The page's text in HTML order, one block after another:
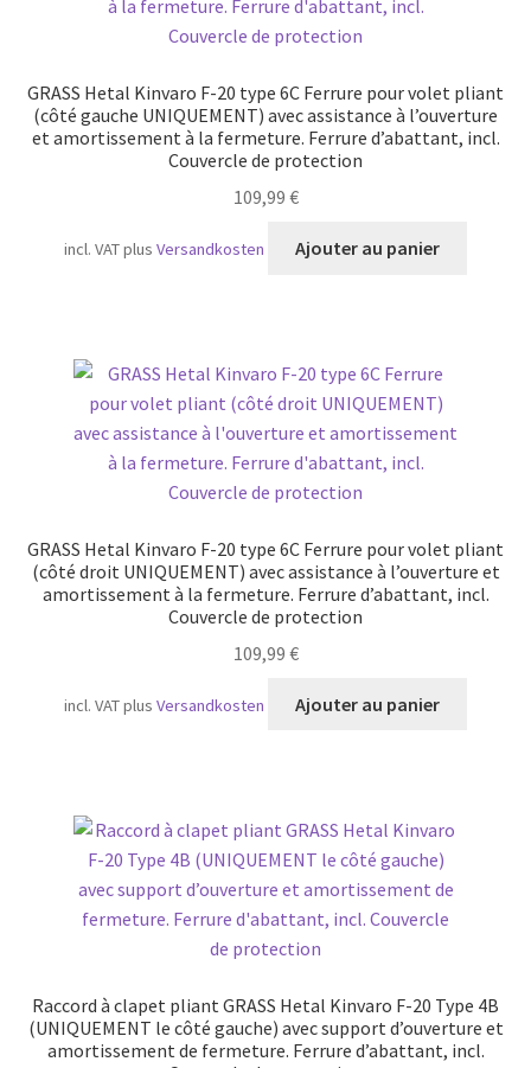
la
page
GRASS Hetal Kinvaro F-20 type 6C Ferrure pour volet pliant
(côté gauche UNIQUEMENT) avec assistance à l’ouverture
et amortissement à la fermeture. Ferrure d’abattant, incl.
Couvercle de protection
109,99 €
incl. VATplusVersandkosten Ajouter au panier
GRASS Hetal Kinvaro F-20 type 6C Ferrure pour volet pliant
(côté droit UNIQUEMENT) avec assistance à l’ouverture et
amortissement à la fermeture. Ferrure d’abattant, incl.
Couvercle de protection
109,99 €
incl. VATplusVersandkosten Ajouter au panier
Raccord à clapet pliant GRASS Hetal Kinvaro F-20 Type 4B
(UNIQUEMENT le côté gauche) avec support d’ouverture et
amortissement de fermeture. Ferrure d’abattant, incl.